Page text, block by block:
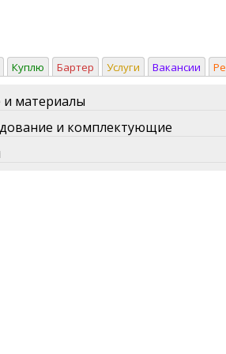
Куплю Бартер Услуги Вакансии
материалы
и комплектующие